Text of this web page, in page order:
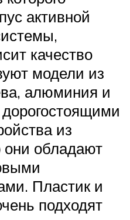
активной
качество
модели из
алюминия и
из
они обладают
Пластик и
подходят